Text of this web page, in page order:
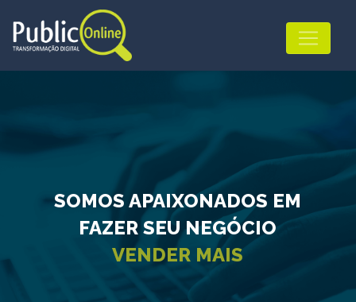
SOMOS APAIXONADOS EM
FAZER SEU NEGÓCIO
VENDER MAIS